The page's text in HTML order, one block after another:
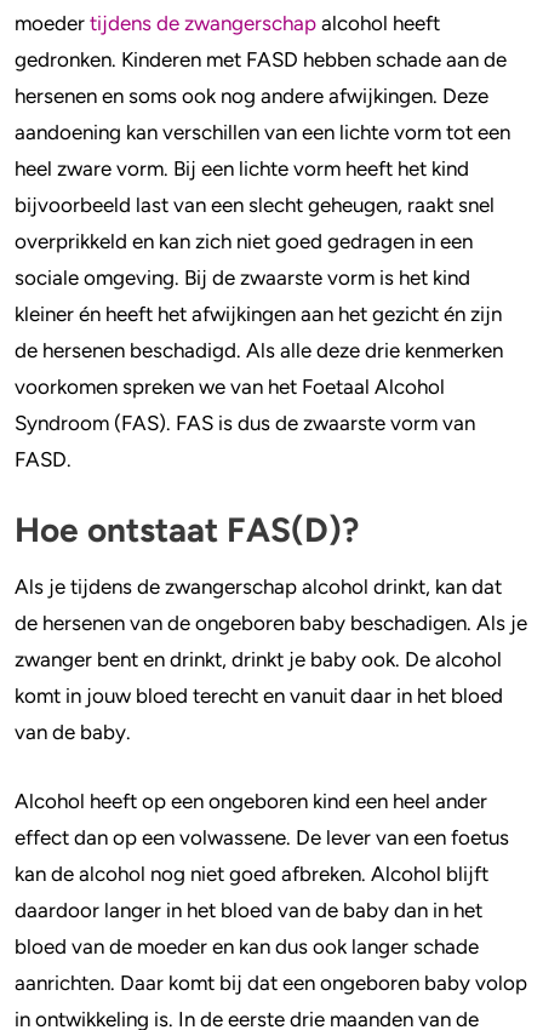
syndroom?
moeder tijdens de zwangerschap alcohol heeft
gedronken. Kinderen met FASD hebben schade aan de
hersenen en soms ook nog andere afwijkingen. Deze
aandoening kan verschillen van een lichte vorm tot een
heel zware vorm. Bij een lichte vorm heeft het kind
bijvoorbeeld last van een slecht geheugen, raakt snel
overprikkeld en kan zich niet goed gedragen in een
sociale omgeving. Bij de zwaarste vorm is het kind
kleiner én heeft het afwijkingen aan het gezicht én zijn
de hersenen beschadigd. Als alle deze drie kenmerken
voorkomen spreken we van het Foetaal Alcohol
Syndroom (FAS). FAS is dus de zwaarste vorm van
FASD.
Hoe ontstaat FAS(D)?
Als je tijdens de zwangerschap alcohol drinkt, kan dat
de hersenen van de ongeboren baby beschadigen. Als je
zwanger bent en drinkt, drinkt je baby ook. De alcohol
komt in jouw bloed terecht en vanuit daar in het bloed
van de baby.
Alcohol heeft op een ongeboren kind een heel ander
effect dan op een volwassene. De lever van een foetus
kan de alcohol nog niet goed afbreken. Alcohol blijft
daardoor langer in het bloed van de baby dan in het
bloed van de moeder en kan dus ook langer schade
aanrichten. Daar komt bij dat een ongeboren baby volop
in ontwikkeling is. In de eerste drie maanden van de